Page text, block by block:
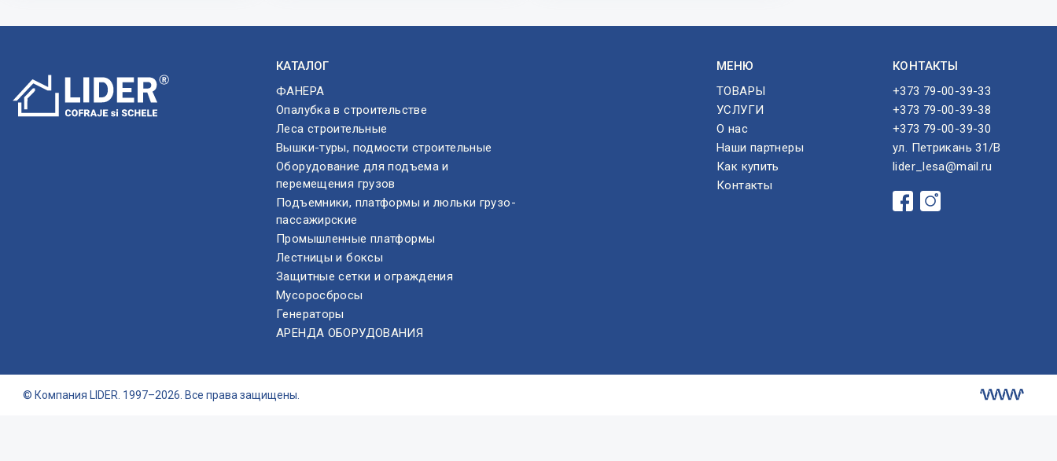
КАТАЛОГ
ФАНЕРА
Опалубка в строительстве
Леса строительные
Вышки-туры, подмости строительные
Оборудование для подъема и
перемещения грузов
Подъемники, платформы и люльки грузо-
пассажирские
Промышленные платформы
Лестницы и боксы
Защитные сетки и ограждения
Мусоросбросы
Генераторы
АРЕНДА ОБОРУДОВАНИЯ
МЕНЮ
ТОВАРЫ
УСЛУГИ
О нас
Наши партнеры
Как купить
Контакты
КОНТАКТЫ
+373 79-00-39-33
+373 79-00-39-38
+373 79-00-39-30
ул. Петрикань 31/B
lider_lesa@mail.ru
© Компания LIDER. 1997–2026. Все права защищены.